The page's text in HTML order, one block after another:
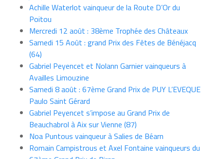
Achille Waterlot vainqueur de la Route D’Or du
Poitou
Mercredi 12 août : 38ème Trophée des Châteaux
Samedi 15 Août : grand Prix des Fêtes de Bénéjacq
(64)
Gabriel Peyencet et Nolann Garnier vainqueurs à
Availles Limouzine
Samedi 8 août : 67ème Grand Prix de PUY L’EVEQUE
Paulo Saint Gérard
Gabriel Peyencet s’impose au Grand Prix de
Beauchabrol à Aix sur Vienne (87)
Noa Puntous vainqueur à Salies de Béarn
Romain Campistrous et Axel Fontaine vainqueurs du